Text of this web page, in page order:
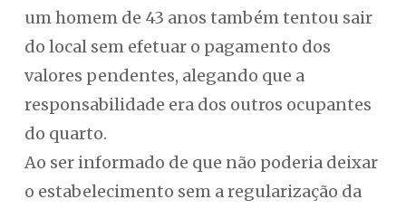
um homem de 43 anos também tentou sair
do local sem efetuar o pagamento dos
valores pendentes, alegando que a
responsabilidade era dos outros ocupantes
do quarto.
Ao ser informado de que não poderia deixar
o estabelecimento sem a regularização da